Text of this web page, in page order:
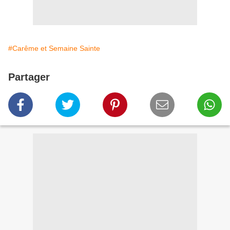
#Carême et Semaine Sainte
Partager